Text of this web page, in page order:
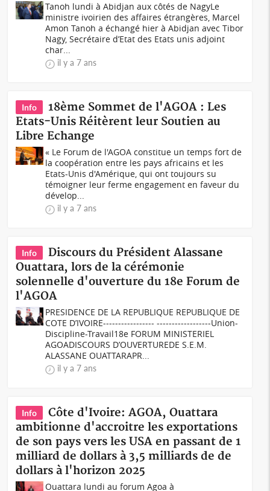
Tanoh lundi à Abidjan aux côtés de NagyLe
ministre ivoirien des affaires étrangères, Marcel
Amon Tanoh a échangé hier à Abidjan avec Tibor
Nagy, Secrétaire d’Etat des Etats unis adjoint
char...
il y a 7 ans
Info
18ème Sommet de l'AGOA : Les
Etats-Unis Réitèrent leur Soutien au
Libre Echange
« Le Forum de l'AGOA constitue un temps fort de
la coopération entre les pays africains et les
Etats-Unis d'Amérique, qui ont toujours su
témoigner leur ferme engagement en faveur du
dévelop...
il y a 7 ans
Info
Discours du Président Alassane
Ouattara, lors de la cérémonie
solennelle d'ouverture du 18e Forum de
l'AGOA
PRESIDENCE DE LA REPUBLIQUE REPUBLIQUE DE
COTE D’IVOIRE----------------- ------------------Union-
Discipline-Travail18e FORUM MINISTERIEL
AGOADISCOURS D’OUVERTUREDE S.E.M.
ALASSANE OUATTARAPR...
il y a 7 ans
Info
Côte d'Ivoire: AGOA, Ouattara
ambitionne d'accroitre les exportations
de son pays vers les USA en passant de 1
milliard de dollars à 3,5 milliards de de
dollars à l'horizon 2025
Ouattara lundi au forum Agoa à